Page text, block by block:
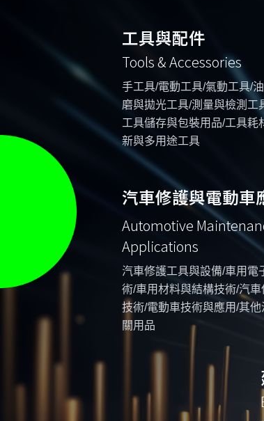
工具與配件
Tools & Accessories
手工具/電動工具/氣動工具/
磨與拋光工具/測量與檢測工
工具儲存與包裝用品/工具耗
新與多用途工具
汽車修護與電動車
Automotive
Applications
汽車修護工具與設備/車用電
術/車用材料與結構技術/汽
技術/電動車技術與應用/其
關用品